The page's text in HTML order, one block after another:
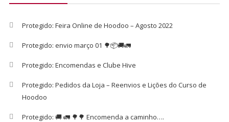
Protegido: Feira Online de Hoodoo – Agosto 2022
Protegido: envio março 01 🌳📦🚚🚛
Protegido: Encomendas e Clube Hive
Protegido: Pedidos da Loja – Reenvios e Lições do Curso de
Hoodoo
Protegido: 🚚 🚛 🌳🌳 Encomenda a caminho….